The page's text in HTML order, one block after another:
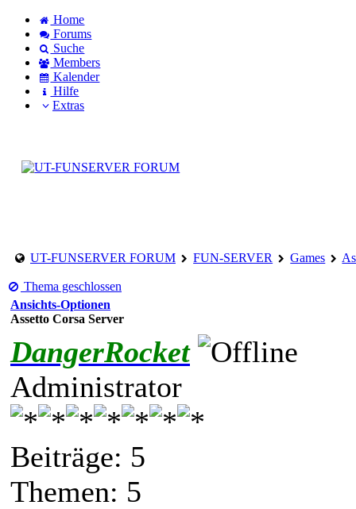
Home
Forums
Suche
Members
Kalender
Hilfe
Extras
UT-FUNSERVER FORUM FUN-SERVER Games
Thema geschlossen
Ansichts-Optionen
Assetto Corsa Server
DangerRocket
Administrator
Beiträge: 5
Themen: 5